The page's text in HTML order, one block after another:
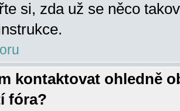
si, zda už se něco
kontaktovat ohledně
fóra?